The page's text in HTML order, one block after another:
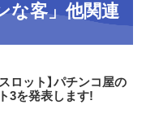
な客」他関連
スロット】パチンコ屋の
3を発表します!